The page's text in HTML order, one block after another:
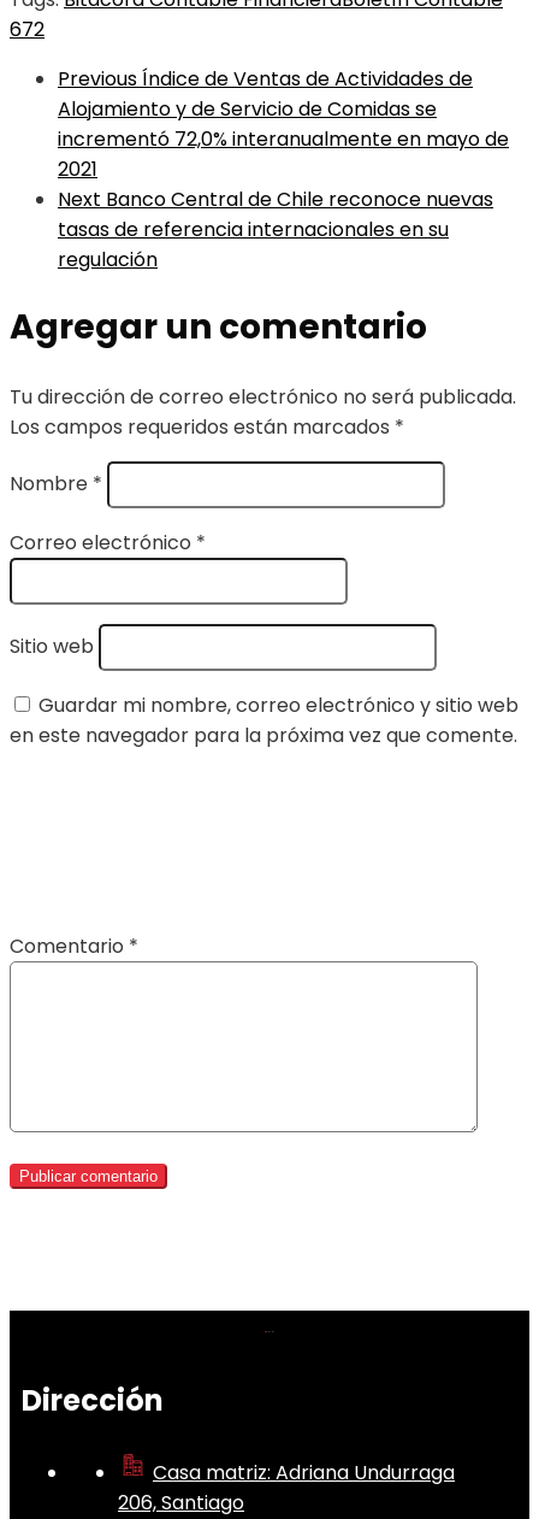
672
PreviousÍndice de Ventas de Actividades de
Alojamiento y de Servicio de Comidas se
incrementó 72,0% interanualmente en mayo de
2021
Next Banco Central de Chile reconoce nuevas
tasas de referencia internacionales en su
regulación
Agregar un comentario
Tu dirección de correo electrónico no será publicada.
Los campos requeridos están marcados *
Nombre *
Correo electrónico *
Sitio web
Guardar mi nombre, correo electrónico y sitio web
en este navegador para la próxima vez que comente.
Comentario *
Dirección
Casa matriz: Adriana Undurraga
206, Santiago